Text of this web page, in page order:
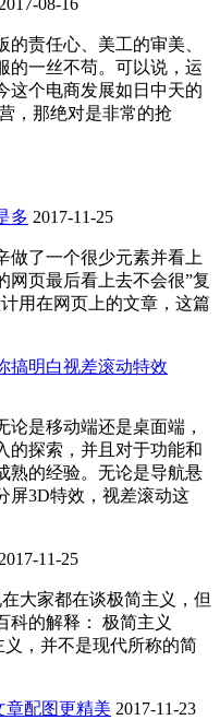
2017-08-16
责任心、美工的审美、
的一丝不苟。可以说，运
这个电商发展如日中天的
，那绝对是非常的抢
多 2017-11-25
做了一个很少元素并看上
网页最后看上去不会很”复
用在网页上的文章，这篇
搞明白视差滚动特效
是移动端还是桌面端，
的探索，并且对于功能和
熟的经验。无论是导航悬
屏3D特效，视差滚动这
2017-11-25
大家都在谈极简主义，但
科的解释： 极简主义
义，并不是现代所称的简
章配图更精美 2017-11-23